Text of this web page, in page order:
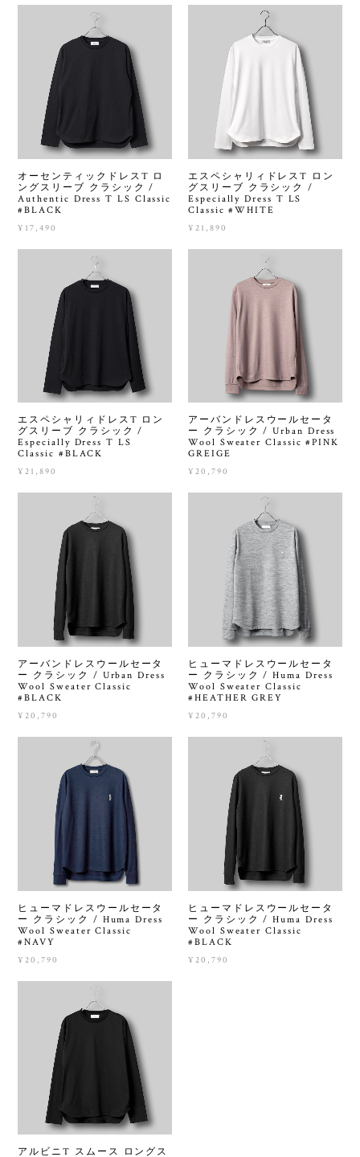
オーセンティックドレスT ロ
ングスリーブ クラシック /
Authentic Dress T LS Classic
#BLACK
¥17,490
エスペシャリィドレスT ロン
グスリーブ クラシック /
Especially Dress T LS
Classic #WHITE
¥21,890
エスペシャリィドレスT ロン
グスリーブ クラシック /
Especially Dress T LS
Classic #BLACK
¥21,890
アーバンドレスウールセータ
ー クラシック / Urban Dress
Wool Sweater Classic #PINK
GREIGE
¥20,790
アーバンドレスウールセータ
ー クラシック / Urban Dress
Wool Sweater Classic
#BLACK
¥20,790
ヒューマドレスウールセータ
ー クラシック / Huma Dress
Wool Sweater Classic
#HEATHER GREY
¥20,790
ヒューマドレスウールセータ
ー クラシック / Huma Dress
Wool Sweater Classic
#NAVY
¥20,790
ヒューマドレスウールセータ
ー クラシック / Huma Dress
Wool Sweater Classic
#BLACK
¥20,790
アルビニT スムース ロングス